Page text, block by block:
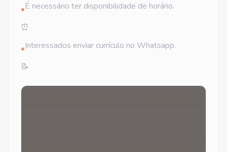
•É necessário ter disponibilidade de horário.
⏰
•Interessados enviar currículo no Whatsapp.
📝